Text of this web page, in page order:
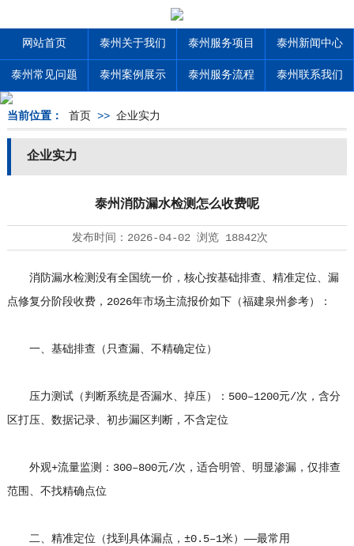
网站首页 泰州关于我们 泰州服务项目 泰州新闻中心
泰州常见问题 泰州案例展示 泰州服务流程 泰州联系我们
当前位置： 首页 >> 企业实力
企业实力
泰州消防漏水检测怎么收费呢
发布时间： 2026-04-02浏览 18842次
消防漏水检测没有全国统一价，核心按基础排查、精准定位、漏
点修复分阶段收费，2026年市场主流报价如下（福建泉州参考）：
一、基础排查（只查漏、不精确定位）
压力测试（判断系统是否漏水、掉压）：500–1200元/次，含分
区打压、数据记录、初步漏区判断，不含定位
外观+流量监测：300–800元/次，适合明管、明显渗漏，仅排查
范围、不找精确点位
二、精准定位（找到具体漏点，±0.5–1米）——最常用